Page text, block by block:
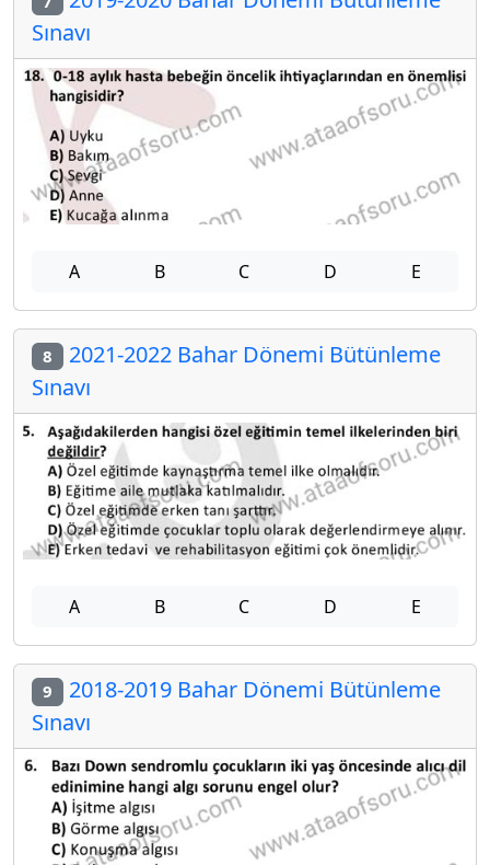
Sınavı
A B C D E
8 2021-2022 Bahar Dönemi Bütünleme
Sınavı
A B C D E
9 2018-2019 Bahar Dönemi Bütünleme
Sınavı